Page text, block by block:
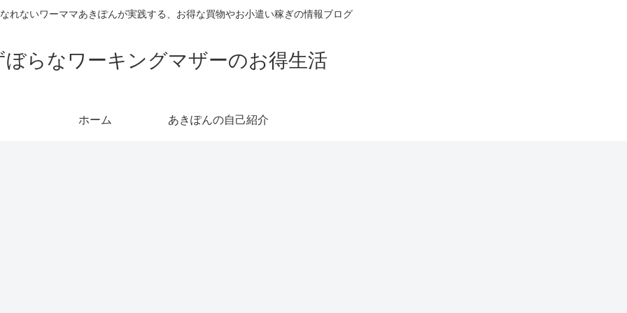
れないワーママあきぽんが実践する、お得な買物やお小遣い稼ぎの情報ブログ
ぼらなワーキングマザーのお得生活
ホーム あきぽんの自己紹介